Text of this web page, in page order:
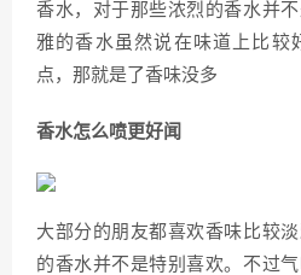
香水，对于那些浓烈的香水并
雅的香水虽然说在味道上比较
点，那就是了香味没多
香水怎么喷更好闻
大部分的朋友都喜欢香味比较
的香水并不是特别喜欢。不过